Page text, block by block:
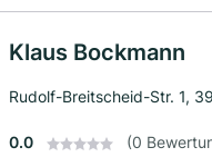
Klaus Bockmann
Rudolf-Breitscheid-Str. 1,
0.0 (0